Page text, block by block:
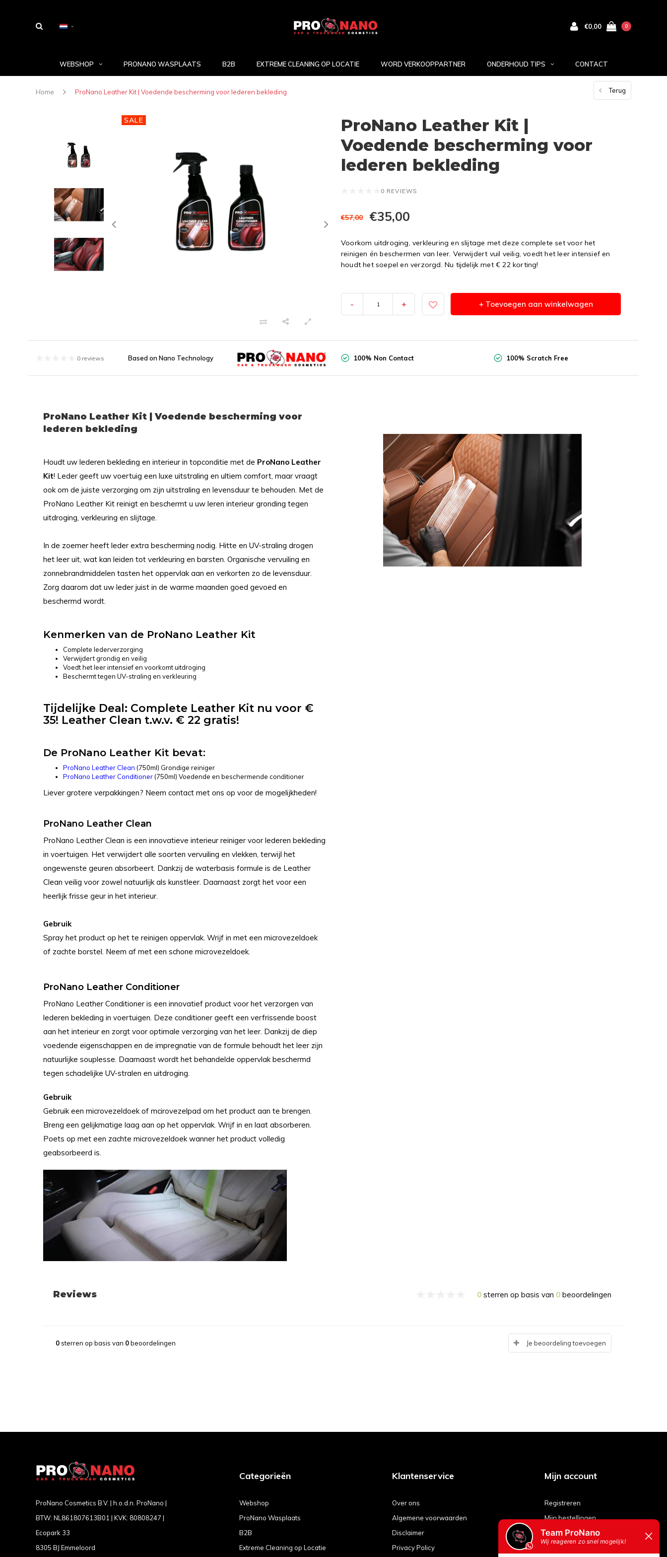
€0,00 0
WEBSHOP PRONANO WASPLAATS B2B EXTREME CLEANING OP LOCATIE WORD VERKOOPPARTNER ONDERHOUD TIPS CONTACT
Home ProNano Leather Kit | Voedende bescherming voor lederen bekleding Terug
SALE
ProNano Leather Kit |
Voedende bescherming voor
lederen bekleding
0 REVIEWS
€57,00 €35,00
Voorkom uitdroging, verkleuring en slijtage met deze complete set voor het
reinigen én beschermen van leer. Verwijdert vuil veilig, voedt het leer intensief en
houdt het soepel en verzorgd. Nu tijdelijk met € 22 korting!
- + + Toevoegen aan winkelwagen
0 reviews Based on Nano Technology 100% Non Contact 100% Scratch Free
ProNano Leather Kit | Voedende bescherming voor
lederen bekleding
Houdt uw lederen bekleding en interieur in topconditie met de ProNano Leather
Kit! Leder geeft uw voertuig een luxe uitstraling en ultiem comfort, maar vraagt
ook om de juiste verzorging om zijn uitstraling en levensduur te behouden. Met de
ProNano Leather Kit reinigt en beschermt u uw leren interieur gronding tegen
uitdroging, verkleuring en slijtage.
In de zoemer heeft leder extra bescherming nodig. Hitte en UV-straling drogen
het leer uit, wat kan leiden tot verkleuring en barsten. Organische vervuiling en
zonnebrandmiddelen tasten het oppervlak aan en verkorten zo de levensduur.
Zorg daarom dat uw leder juist in de warme maanden goed gevoed en
beschermd wordt.
Kenmerken van de ProNano Leather Kit
Complete lederverzorging
Verwijdert grondig en veilig
Voedt het leer intensief en voorkomt uitdroging
Beschermt tegen UV-straling en verkleuring
Tijdelijke Deal: Complete Leather Kit nu voor €
35! Leather Clean t.w.v. € 22 gratis!
De ProNano Leather Kit bevat:
ProNano Leather Clean (750ml) Grondige reiniger
ProNano Leather Conditioner (750ml) Voedende en beschermende conditioner
Liever grotere verpakkingen? Neem contact met ons op voor de mogelijkheden!
ProNano Leather Clean
ProNano Leather Clean is een innovatieve interieur reiniger voor lederen bekleding
in voertuigen. Het verwijdert alle soorten vervuiling en vlekken, terwijl het
ongewenste geuren absorbeert. Dankzij de waterbasis formule is de Leather
Clean veilig voor zowel natuurlijk als kunstleer. Daarnaast zorgt het voor een
heerlijk frisse geur in het interieur.
Gebruik
Spray het product op het te reinigen oppervlak. Wrijf in met een microvezeldoek
of zachte borstel. Neem af met een schone microvezeldoek.
ProNano Leather Conditioner
ProNano Leather Conditioner is een innovatief product voor het verzorgen van
lederen bekleding in voertuigen. Deze conditioner geeft een verfrissende boost
aan het interieur en zorgt voor optimale verzorging van het leer. Dankzij de diep
voedende eigenschappen en de impregnatie van de formule behoudt het leer zijn
natuurlijke souplesse. Daarnaast wordt het behandelde oppervlak beschermd
tegen schadelijke UV-stralen en uitdroging.
Gebruik
Gebruik een microvezeldoek of mcirovezelpad om het product aan te brengen.
Breng een gelijkmatige laag aan op het oppervlak. Wrijf in en laat absorberen.
Poets op met een zachte microvezeldoek wanner het product volledig
geabsorbeerd is.
Reviews 0 sterren op basis van 0 beoordelingen
0sterren op basis van 0beoordelingen Je beoordeling toevoegen
ProNano Cosmetics B.V. | h.o.d.n. ProNano |
BTW: NL861807613B01 | KVK: 80808247 |
Ecopark 33
8305 BJ Emmeloord
Categorieën
Webshop
ProNano Wasplaats
B2B
Extreme Cleaning op Locatie
Klantenservice
Over ons
Algemene voorwaarden
Disclaimer
Privacy Policy
Mijn account
Registreren
Mijn bestellingen
Mijn tickets
Mijn verlanglijst